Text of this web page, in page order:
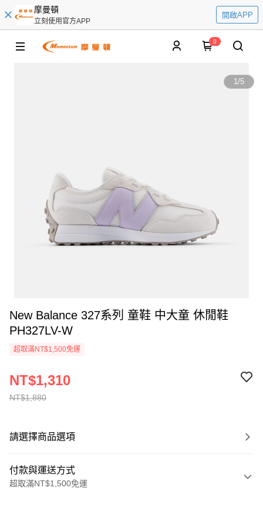
摩曼頓
立刻使用官方APP
開啟APP
0
1/5
New Balance 327系列 童鞋 中大童 休閒鞋
PH327LV-W
超取滿NT$1,500免運
NT$1,880
NT$1,310
請選擇商品選項
付款與運送方式
超取滿NT$1,500免運